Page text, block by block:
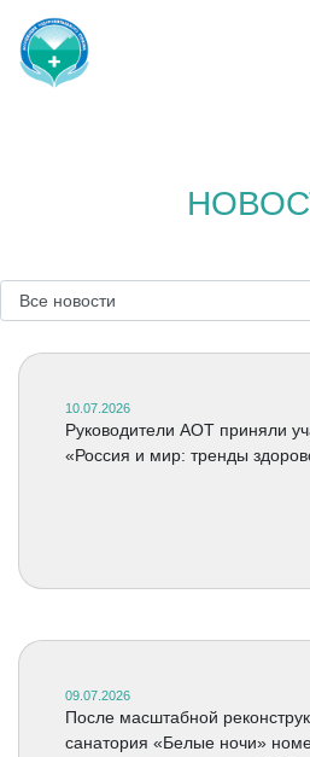
10.07.2026
Руководители АОТ приняли
«Россия и мир: тренды
09.07.2026
После масштабной
санатория «Белые ночи»